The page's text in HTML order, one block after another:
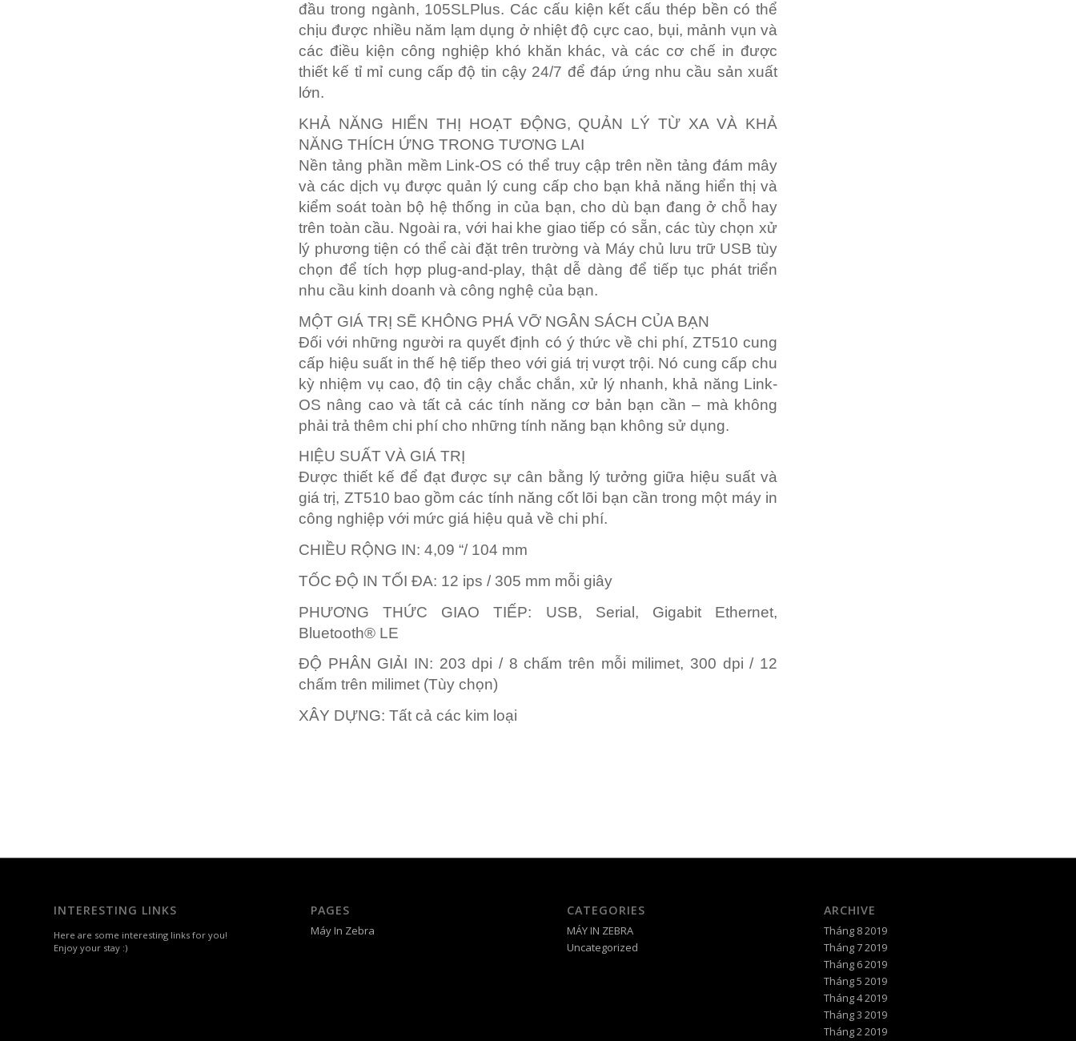
đầu trong ngành, 105SLPlus. Các cấu kiện kết cấu thép bền có thể
chịu được nhiều năm lạm dụng ở nhiệt độ cực cao, bụi, mảnh vụn và
các điều kiện công nghiệp khó khăn khác, và các cơ chế in được
thiết kế tỉ mỉ cung cấp độ tin cậy 24/7 để đáp ứng nhu cầu sản xuất
lớn.
KHẢ NĂNG HIỂN THỊ HOẠT ĐỘNG, QUẢN LÝ TỪ XA VÀ KHẢ
NĂNG THÍCH ỨNG TRONG TƯƠNG LAI
Nền tảng phần mềm Link-OS có thể truy cập trên nền tảng đám mây
và các dịch vụ được quản lý cung cấp cho bạn khả năng hiển thị và
kiểm soát toàn bộ hệ thống in của bạn, cho dù bạn đang ở chỗ hay
trên toàn cầu. Ngoài ra, với hai khe giao tiếp có sẵn, các tùy chọn xử
lý phương tiện có thể cài đặt trên trường và Máy chủ lưu trữ USB tùy
chọn để tích hợp plug-and-play, thật dễ dàng để tiếp tục phát triển
nhu cầu kinh doanh và công nghệ của bạn.
MỘT GIÁ TRỊ SẼ KHÔNG PHÁ VỠ NGÂN SÁCH CỦA BẠN
Đối với những người ra quyết định có ý thức về chi phí, ZT510 cung
cấp hiệu suất in thế hệ tiếp theo với giá trị vượt trội. Nó cung cấp chu
kỳ nhiệm vụ cao, độ tin cậy chắc chắn, xử lý nhanh, khả năng Link-
OS nâng cao và tất cả các tính năng cơ bản bạn cần – mà không
phải trả thêm chi phí cho những tính năng bạn không sử dụng.
HIỆU SUẤT VÀ GIÁ TRỊ
Được thiết kế để đạt được sự cân bằng lý tưởng giữa hiệu suất và
giá trị, ZT510 bao gồm các tính năng cốt lõi bạn cần trong một máy in
công nghiệp với mức giá hiệu quả về chi phí.
CHIỀU RỘNG IN: 4,09 “/ 104 mm
TỐC ĐỘ IN TỐI ĐA: 12 ips / 305 mm mỗi giây
PHƯƠNG THỨC GIAO TIẾP: USB, Serial, Gigabit Ethernet,
Bluetooth® LE
ĐỘ PHÂN GIẢI IN: 203 dpi / 8 chấm trên mỗi milimet, 300 dpi / 12
chấm trên milimet (Tùy chọn)
XÂY DỰNG: Tất cả các kim loại
INTERESTING LINKS
Here are some interesting links for you!
Enjoy your stay :)
PAGES
Máy In Zebra
CATEGORIES
MÁY IN ZEBRA
Uncategorized
ARCHIVE
Tháng 8 2019
Tháng 7 2019
Tháng 6 2019
Tháng 5 2019
Tháng 4 2019
Tháng 3 2019
Tháng 2 2019